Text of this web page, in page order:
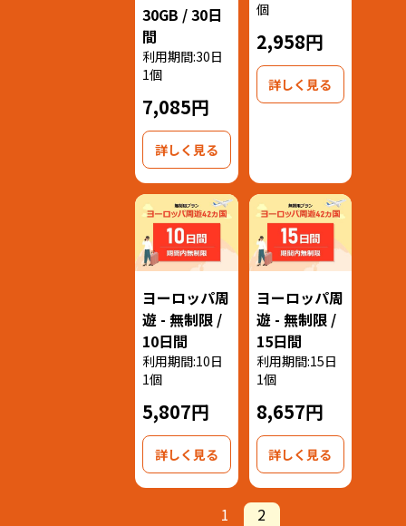
30GB / 30日
間
利用期間:30日
1個
7,085円
詳しく見る
個
2,958円
詳しく見る
ヨーロッパ周
遊 - 無制限 /
10日間
利用期間:10日
1個
5,807円
詳しく見る
ヨーロッパ周
遊 - 無制限 /
15日間
利用期間:15日
1個
8,657円
詳しく見る
1 2